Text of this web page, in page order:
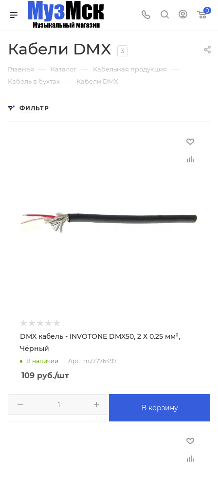
0
Кабели DMX 3
Главная — Каталог — Кабельная продукция —
Кабель в бухтах — Кабели DMX
ФИЛЬТР
DMX кабель - INVOTONE DMX50, 2 Х 0.25 мм²,
Чёрный
В наличии Арт.: mz7776497
109 руб./шт
В корзину